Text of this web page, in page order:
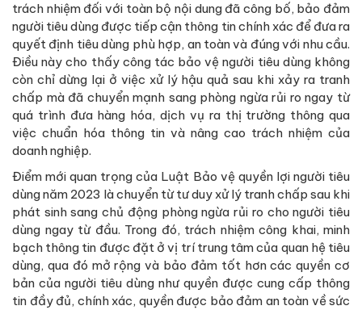
trách nhiệm đối với toàn bộ nội dung đã công bố, bảo đảm
người tiêu dùng được tiếp cận thông tin chính xác để đưa ra
quyết định tiêu dùng phù hợp, an toàn và đúng với nhu cầu.
Điều này cho thấy công tác bảo vệ người tiêu dùng không
còn chỉ dừng lại ở việc xử lý hậu quả sau khi xảy ra tranh
chấp mà đã chuyển mạnh sang phòng ngừa rủi ro ngay từ
quá trình đưa hàng hóa, dịch vụ ra thị trường thông qua
việc chuẩn hóa thông tin và nâng cao trách nhiệm của
doanh nghiệp.
Điểm mới quan trọng của Luật Bảo vệ quyền lợi người tiêu
dùng năm 2023 là chuyển từ tư duy xử lý tranh chấp sau khi
phát sinh sang chủ động phòng ngừa rủi ro cho người tiêu
dùng ngay từ đầu. Trong đó, trách nhiệm công khai, minh
bạch thông tin được đặt ở vị trí trung tâm của quan hệ tiêu
dùng, qua đó mở rộng và bảo đảm tốt hơn các quyền cơ
bản của người tiêu dùng như quyền được cung cấp thông
tin đầy đủ, chính xác, quyền được bảo đảm an toàn về sức